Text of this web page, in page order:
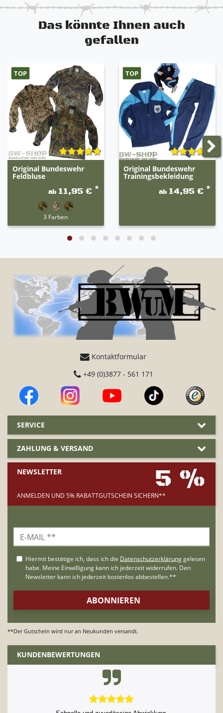
Das könnte Ihnen auch
gefallen
TOP
Original Bundeswehr
Feldbluse
ab 11,95 € *
3 Farben
TOP
Original Bundeswehr
Trainingsbekleidung
ab 14,95 € *
Kontaktformular
+49 (0)3877 - 561 171
SERVICE
ZAHLUNG & VERSAND
NEWSLETTER 5 %
ANMELDEN UND 5% RABATTGUTSCHEIN SICHERN**
**Der Gutschein wird nur an Neukunden versandt.
KUNDENBEWERTUNGEN